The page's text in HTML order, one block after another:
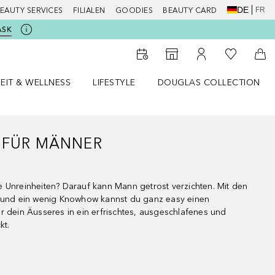
SERVICES FILIALEN GOODIES BEAUTY CARD DE FR
Zum Storefinder
Zu Meinem
Zu Meiner
& WELLNESS
LIFESTYLE
DOUGLAS COLLECTION
MÄNNER
Darauf kann Mann getrost verzichten. Mit den
ein wenig Knowhow kannst du ganz easy einen
Äusseres in ein erfrischtes, ausgeschlafenes und